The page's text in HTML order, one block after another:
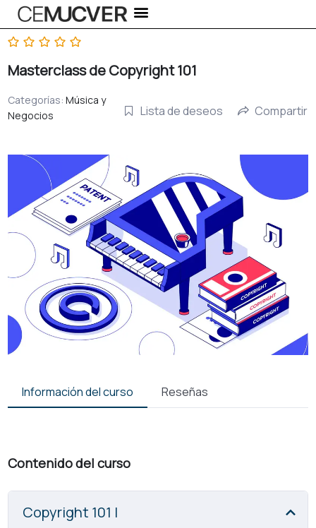
al
contenido
Masterclass de Copyright 101
Categorías: Música y
Negocios
Lista de deseos Compartir
Información del curso Reseñas
Contenido del curso
Copyright 101 I